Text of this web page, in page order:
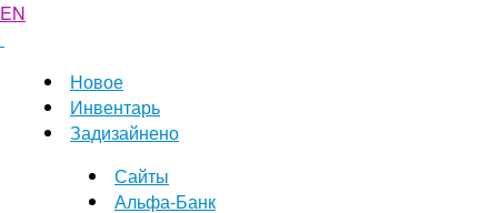
EN
Новое
Инвентарь
Задизайнено
Сайты
Альфа-Банк